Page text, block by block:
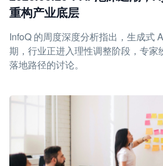
重构产业底层
InfoQ 的周度深度分析指出，生成式
期，行业正进入理性调整阶段，专家
落地路径的讨论。